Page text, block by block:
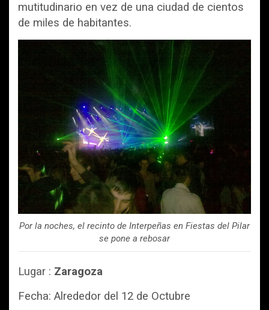
mutitudinario en vez de una ciudad de cientos
de miles de habitantes.
Por la noches, el recinto de Interpeñas en Fiestas del Pilar
se pone a rebosar
Lugar : Zaragoza
Fecha: Alrededor del 12 de Octubre